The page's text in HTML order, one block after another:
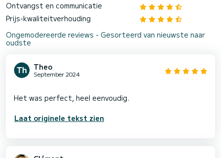
Ontvangst en communicatie
Prijs-kwaliteitverhouding
Ongemodereerde reviews - Gesorteerd van nieuwste naar
oudste
Theo
September 2024
Laat originele tekst zien